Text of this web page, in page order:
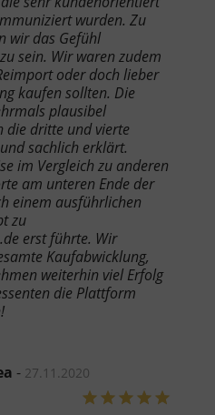
wurden. Zu
wir das Gefühl
sein. Wir waren zudem
oder doch lieber
kaufen sollten. Die
plausibel
die dritte und vierte
sachlich erklärt.
im Vergleich zu anderen
am unteren Ende der
einem ausführlichen
zu
erst führte. Wir
Kaufabwicklung,
weiterhin viel Erfolg
die Plattform
- 27.11.2020